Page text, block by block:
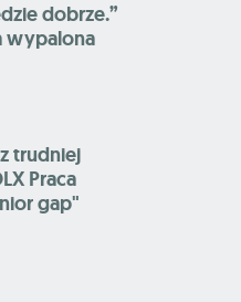
dobrze.”
wypalona
trudniej
Praca
gap"